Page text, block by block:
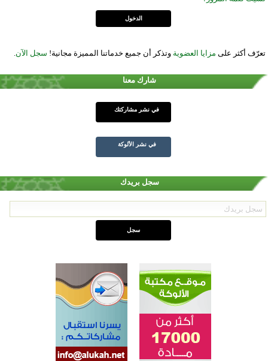
تعرّف أكثر على مزايا العضوية وتذكر أن جميع خدماتنا المميزة مجانية! سجل الآن
شارك معنا
في نشر مشاركتك
في نشر الألوكة
سجل بريدك